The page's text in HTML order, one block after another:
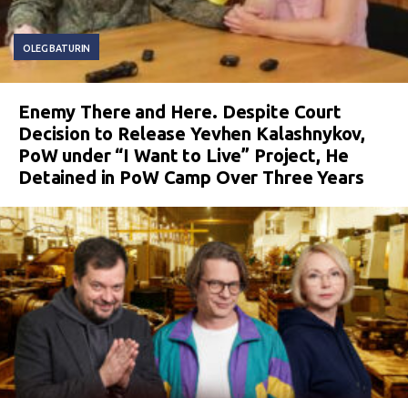
OLEG BATURIN
Enemy There and Here. Despite Court
Decision to Release Yevhen Kalashnykov,
PoW under “I Want to Live” Project, He
Detained in PoW Camp Over Three Years